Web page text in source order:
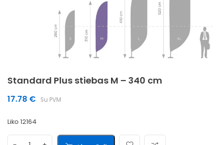
Standard Plus stiebas M – 340 cm
17.78 € Su PVM
Liko 12164